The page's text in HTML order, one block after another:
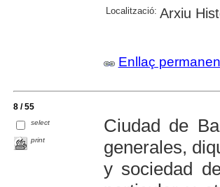
Localització: Arxiu
Enllaç
8 / 55
select
print
Ciudad de
generales,
y sociedad